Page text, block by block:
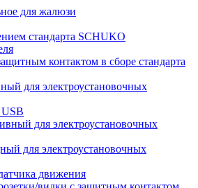
для жалюзи
стандарта SCHUKO
контактом в сборе стандарта
для электроустановочных
для электроустановочных
для электроустановочных
движения